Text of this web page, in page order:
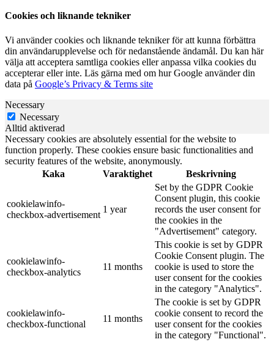
Cookies och liknande tekniker
Vi använder cookies och liknande tekniker för att kunna förbättra
din användarupplevelse och för nedanstående ändamål. Du kan här
välja att acceptera samtliga cookies eller anpassa vilka cookies du
accepterar eller inte. Läs gärna med om hur Google använder din
data på Google’s Privacy & Terms site
Necessary
Necessary
Alltid aktiverad
Necessary cookies are absolutely essential for the website to
function properly. These cookies ensure basic functionalities and
security features of the website, anonymously.
Kaka
Varaktighet Beskrivning
cookielawinfo-
checkbox-advertisement
1 year
Set by the GDPR Cookie
Consent plugin, this cookie
records the user consent for
the cookies in the
"Advertisement" category.
cookielawinfo-
checkbox-analytics
11 months
This cookie is set by GDPR
Cookie Consent plugin. The
cookie is used to store the
user consent for the cookies
in the category "Analytics".
cookielawinfo-
checkbox-functional
11 months
The cookie is set by GDPR
cookie consent to record the
user consent for the cookies
in the category "Functional".